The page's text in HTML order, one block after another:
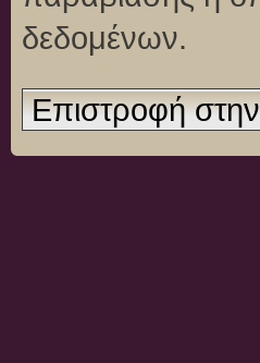
δεδομένων.
Επιστροφή